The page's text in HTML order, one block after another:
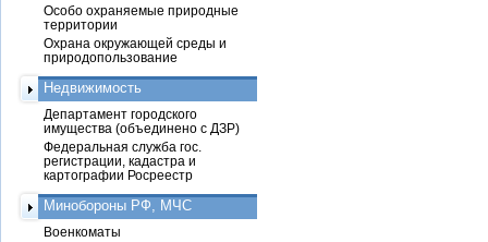
Особо охраняемые природные
территории
Охрана окружающей среды и
природопользование
Недвижимость
Департамент городского
имущества (объединено с ДЗР)
Федеральная служба гос.
регистрации, кадастра и
картографии Росреестр
Минобороны РФ, МЧС
Военкоматы